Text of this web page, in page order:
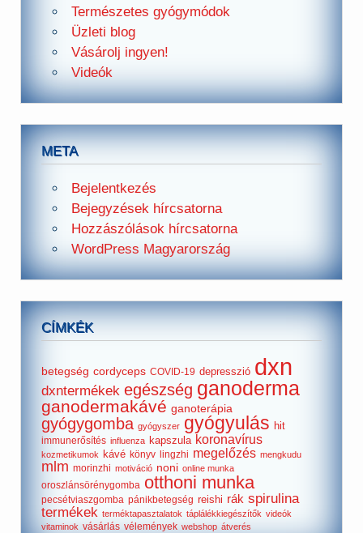
Természetes gyógymódok
Üzleti blog
Vásárolj ingyen!
Videók
META
Bejelentkezés
Bejegyzések hírcsatorna
Hozzászólások hírcsatorna
WordPress Magyarország
CÍMKÉK
betegség cordyceps COVID-19 depresszió dxn
dxntermékek egészség ganoderma
ganodermakávé ganoterápia
gyógygomba gyógyszer gyógyulás hit
immunerősítés influenza kapszula koronavírus
kozmetikumok kávé könyv lingzhi megelőzés mengkudu
mlm morinzhi motiváció noni online munka
oroszlánsörénygomba otthoni munka
pecsétviaszgomba pánikbetegség reishi rák spirulina
termékek terméktapasztalatok táplálékkiegészítők videók
vitaminok vásárlás vélemények webshop átverés